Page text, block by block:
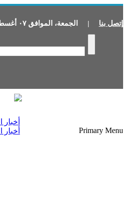
إتصل بنا | الجمعة، الموافق ٠٧
Primary Menu